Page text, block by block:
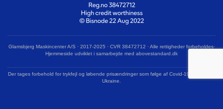
Glamsbjerg Maskincenter A/S · 2017-2025 · CVR 38472712 · Alle rettigheder forbeholdes·
Hjemmeside udviklet i samarbejde med abovestandard.dk
Der tages forbehold for trykfejl og løbende prisændringer som følge af Covid-19 og krigen i
Ukraine.